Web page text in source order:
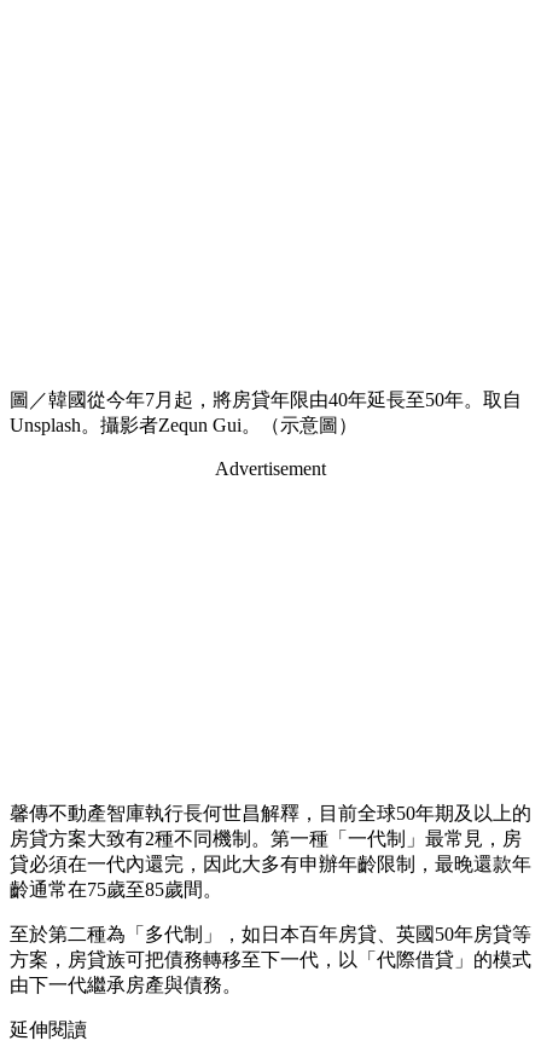
圖／韓國從今年7月起，將房貸年限由40年延長至50年。取自
Unsplash。攝影者Zequn Gui。（示意圖）
Advertisement
馨傳不動產智庫執行長何世昌解釋，目前全球50年期及以上的
房貸方案大致有2種不同機制。第一種「一代制」最常見，房
貸必須在一代內還完，因此大多有申辦年齡限制，最晚還款年
齡通常在75歲至85歲間。
至於第二種為「多代制」，如日本百年房貸、英國50年房貸等
方案，房貸族可把債務轉移至下一代，以「代際借貸」的模式
由下一代繼承房產與債務。
延伸閱讀